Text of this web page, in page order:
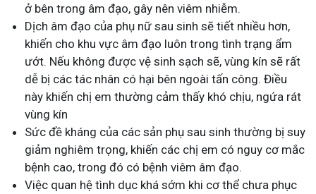
ở bên trong âm đạo, gây nên viêm nhiễm.
Dịch âm đạo của phụ nữ sau sinh sẽ tiết nhiều hơn,
khiến cho khu vực âm đạo luôn trong tình trạng ẩm
ướt. Nếu không được vệ sinh sạch sẽ, vùng kín sẽ rất
dễ bị các tác nhân có hại bên ngoài tấn công. Điều
này khiến chị em thường cảm thấy khó chịu, ngứa rát
vùng kín
Sức đề kháng của các sản phụ sau sinh thường bị suy
giảm nghiêm trọng, khiến các chị em có nguy cơ mắc
bệnh cao, trong đó có bệnh viêm âm đạo.
Việc quan hệ tình dục khá sớm khi cơ thể chưa phục